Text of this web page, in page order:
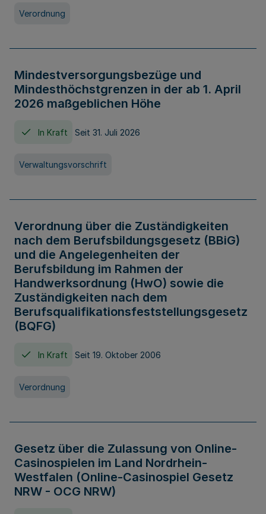
Verordnung
Mindestversorgungsbezüge und
Mindesthöchstgrenzen in der ab 1. April
2026 maßgeblichen Höhe
In Kraft Seit 31. Juli 2026
Verwaltungsvorschrift
Verordnung über die Zuständigkeiten
nach dem Berufsbildungsgesetz (BBiG)
und die Angelegenheiten der
Berufsbildung im Rahmen der
Handwerksordnung (HwO) sowie die
Zuständigkeiten nach dem
Berufsqualifikationsfeststellungsgesetz
(BQFG)
In Kraft Seit 19. Oktober 2006
Verordnung
Gesetz über die Zulassung von Online-
Casinospielen im Land Nordrhein-
Westfalen (Online-Casinospiel Gesetz
NRW - OCG NRW)